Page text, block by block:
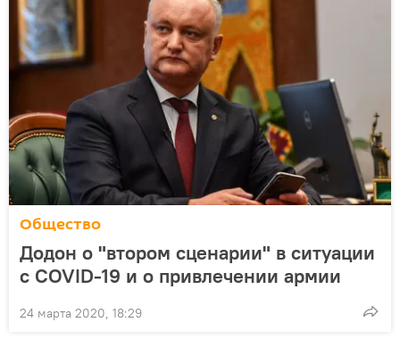
Общество
Додон о "втором сценарии" в ситуации
с COVID-19 и о привлечении армии
24 марта 2020, 18:29